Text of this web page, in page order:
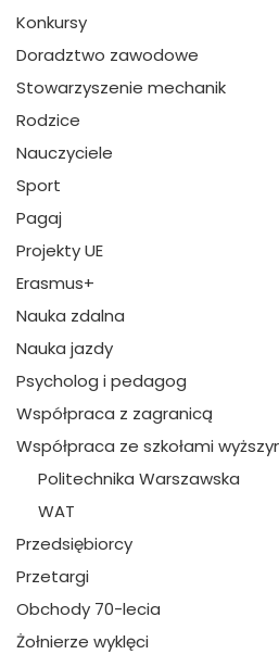
Konkursy
Doradztwo zawodowe
Stowarzyszenie mechanik
Rodzice
Nauczyciele
Sport
Pagaj
Projekty UE
Erasmus+
Nauka zdalna
Nauka jazdy
Psycholog i pedagog
Współpraca z zagranicą
Współpraca ze szkołami
Politechnika Warszawska
WAT
Przedsiębiorcy
Przetargi
Obchody 70-lecia
Żołnierze wyklęci